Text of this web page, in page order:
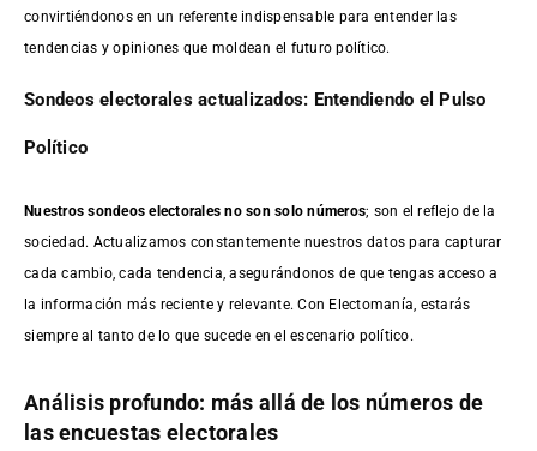
convirtiéndonos en un referente indispensable para entender las
tendencias y opiniones que moldean el futuro político.
Sondeos electorales actualizados: Entendiendo el Pulso
Político
Nuestros sondeos electorales no son solo números; son el reflejo de la
sociedad. Actualizamos constantemente nuestros datos para capturar
cada cambio, cada tendencia, asegurándonos de que tengas acceso a
la información más reciente y relevante. Con Electomanía, estarás
siempre al tanto de lo que sucede en el escenario político.
Análisis profundo: más allá de los números de
las encuestas electorales